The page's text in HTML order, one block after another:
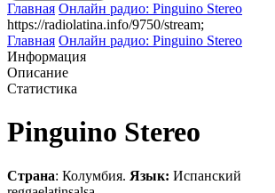
Главная Онлайн радио: Pinguino Stereo
https://radiolatina.info/9750/stream;
Главная Онлайн радио: Pinguino Stereo
Информация
Описание
Статистика
Pinguino Stereo
Страна: Колумбия. Язык: Испанский